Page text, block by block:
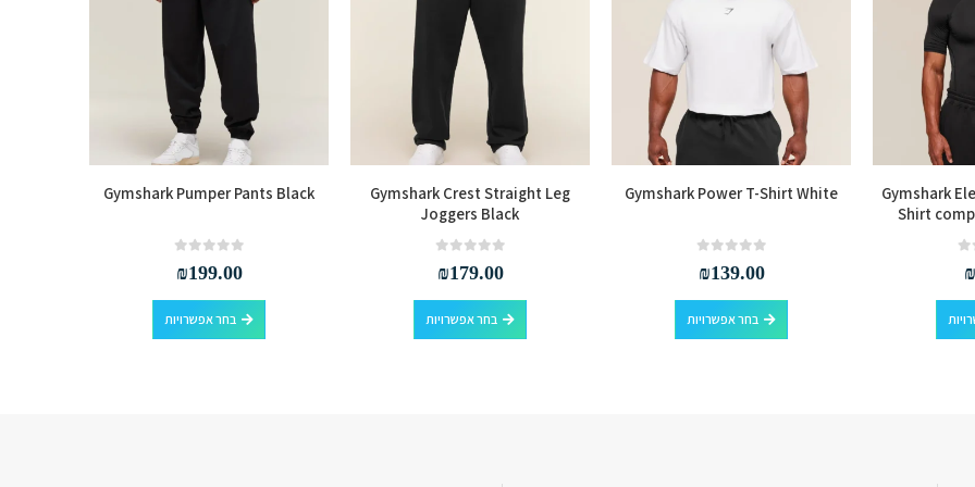
Gymshark
Shirt
₪
למוצר זה יש מספר סוגים. ניתן לבחור את האפשרויות בעמוד המוצר
Gymshark Power T-Shirt White
₪139.00
בחר אפשרויות
למוצר זה יש מספר סוגים. ניתן לבחור את האפשרויות בעמוד המוצר
Gymshark Crest Straight Leg
Joggers Black
₪179.00
בחר אפשרויות
למוצר זה יש מספר סוגים. ניתן לבחור את האפשרויות בעמוד המוצר
Gymshark Pumper Pants Black
₪199.00
בחר אפשרויות
למוצר זה יש מספר סוגים. ניתן לבחור את האפשרויות בעמוד המוצר